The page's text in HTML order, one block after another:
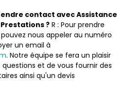
contact avec Assistance
? R : Pour prendre
nous appeler au numéro
un email à
. Notre équipe se fera un plaisir
et de vous fournir des
ainsi qu'un devis